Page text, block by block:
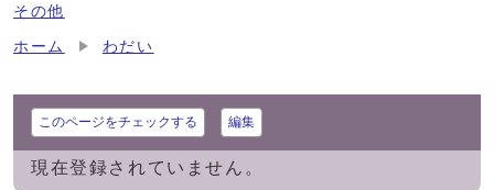
その他
ホーム わだい
このページをチェックする 編集
現在登録されていません。